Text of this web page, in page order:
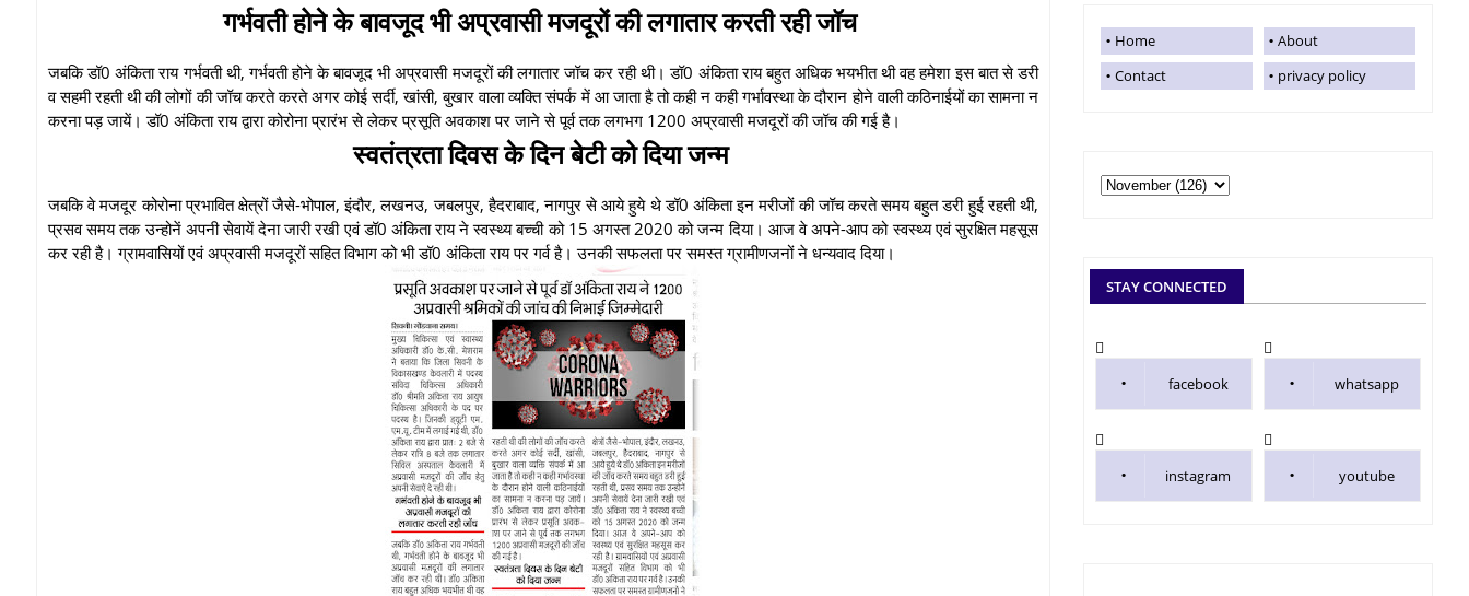
गर्भवती होने के बावजूद भी अप्रवासी मजदूरों की लगातार करती रही जॉच
जबकि डॉ0 अंकिता राय गर्भवती थी, गर्भवती होने के बावजूद भी अप्रवासी मजदूरों की लगातार जॉच कर रही थी। डॉ0 अंकिता राय बहुत अधिक भयभीत थी वह हमेशा इस बात से डरी
व सहमी रहती थी की लोगों की जॉच करते करते अगर कोई सर्दी, खांसी, बुखार वाला व्यक्ति संपर्क में आ जाता है तो कही न कही गर्भावस्था के दौरान होने वाली कठिनाईयों का सामना न
करना पड़ जायें। डॉ0 अंकिता राय द्वारा कोरोना प्रारंभ से लेकर प्रसूति अवकाश पर जाने से पूर्व तक लगभग 1200 अप्रवासी मजदूरों की जॉच की गई है।
स्वतंत्रता दिवस के दिन बेटी को दिया जन्म
जबकि वे मजदूर कोरोना प्रभावित क्षेत्रों जैसे-भोपाल, इंदौर, लखनउ, जबलपुर, हैदराबाद, नागपुर से आये हुये थे डॉ0 अंकिता इन मरीजों की जॉच करते समय बहुत डरी हुई रहती थी,
प्रसव समय तक उन्होनें अपनी सेवायें देना जारी रखी एवं डॉ0 अंकिता राय ने स्वस्थ्य बच्ची को 15 अगस्त 2020 को जन्म दिया। आज वे अपने-आप को स्वस्थ्य एवं सुरक्षित महसूस
कर रही है। ग्रामवासियों एवं अप्रवासी मजदूरों सहित विभाग को भी डॉ0 अंकिता राय पर गर्व है। उनकी सफलता पर समस्त ग्रामीणजनों ने धन्यवाद दिया।
Home
About
Contact
privacy policy
STAY CONNECTED
facebook whatsapp
instagram youtube